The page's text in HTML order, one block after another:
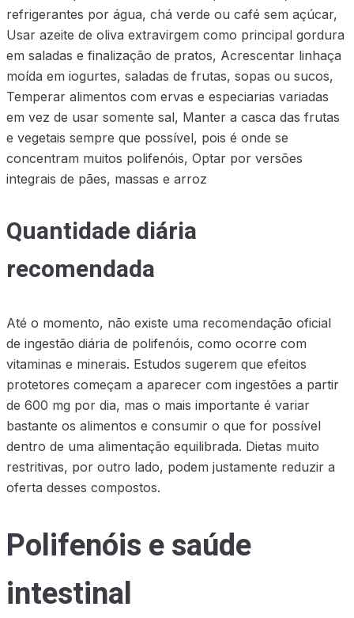
refrigerantes por água, chá verde ou café sem açúcar,
Usar azeite de oliva extravirgem como principal gordura
em saladas e finalização de pratos, Acrescentar linhaça
moída em iogurtes, saladas de frutas, sopas ou sucos,
Temperar alimentos com ervas e especiarias variadas
em vez de usar somente sal, Manter a casca das frutas
e vegetais sempre que possível, pois é onde se
concentram muitos polifenóis, Optar por versões
integrais de pães, massas e arroz
Quantidade diária
recomendada
Até o momento, não existe uma recomendação oficial
de ingestão diária de polifenóis, como ocorre com
vitaminas e minerais. Estudos sugerem que efeitos
protetores começam a aparecer com ingestões a partir
de 600 mg por dia, mas o mais importante é variar
bastante os alimentos e consumir o que for possível
dentro de uma alimentação equilibrada. Dietas muito
restritivas, por outro lado, podem justamente reduzir a
oferta desses compostos.
Polifenóis e saúde
intestinal